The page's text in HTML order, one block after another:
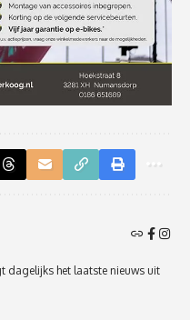
dagelijks het laatste nieuws uit